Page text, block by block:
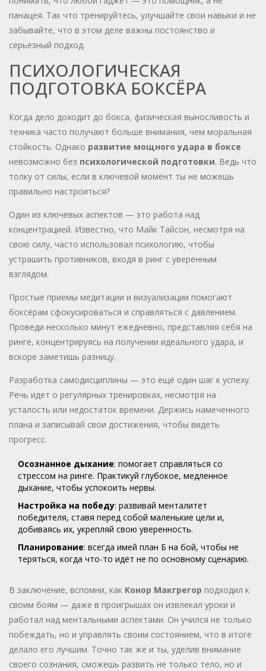
панацея. Так что тренируйтесь, улучшайте свои навыки и не
забывайте, что в этом деле важны постоянство и
серьезный подход.
ПСИХОЛОГИЧЕСКАЯ
ПОДГОТОВКА БОКСЁРА
Когда дело доходит до бокса, физическая выносливость и
техника часто получают больше внимания, чем моральная
стойкость. Однако развитие мощного удара в боксе
невозможно без психологической подготовки. Ведь что
толку от силы, если в ключевой момент ты не можешь
правильно настроиться?
Один из ключевых аспектов — это работа над
концентрацией. Известно, что Майк Тайсон, несмотря на
свою силу, часто использовал психологию, чтобы
устрашить противников, входя в ринг с уверенным
взглядом.
Простые приемы медитации и визуализации помогают
боксёрам сфокусироваться и справляться с давлением.
Проведи несколько минут ежедневно, представляя себя на
ринге, концентрируясь на получении идеального удара, и
вскоре заметишь разницу.
Разработка самодисциплины — это ещё один шаг к успеху.
Речь идет о регулярных тренировках, несмотря на
усталость или недостаток времени. Держись намеченного
плана и записывай свои достижения, чтобы видеть
прогресс.
Осознанное дыхание: помогает справляться со
стрессом на ринге. Практикуй глубокое, медленное
дыхание, чтобы успокоить нервы.
Настройка на победу: развивай менталитет
победителя, ставя перед собой маленькие цели и,
добиваясь их, укрепляй свою уверенность.
Планирование: всегда имей план Б на бой, чтобы не
теряться, когда что-то идёт не по основному сценарию.
В заключение, вспомни, как Конор Макгрегор подходил к
своим боям — даже в проигрышах он извлекал уроки и
работал над ментальными аспектами. Он учился не только
побеждать, но и управлять своим состоянием, что в итоге
делало его лучшим. Точно так же и ты, уделив внимание
своего сознания, сможешь развить не только тело, но и